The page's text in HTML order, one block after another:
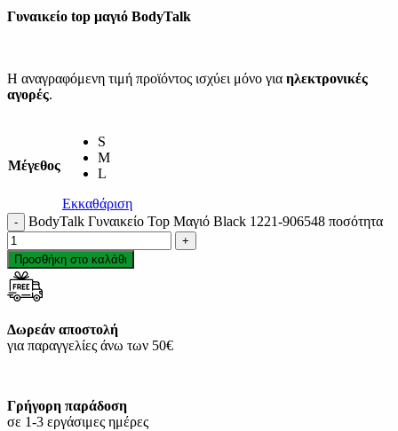
Γυναικείο top μαγιό BodyTalk
Η αναγραφόμενη τιμή προϊόντος ισχύει μόνο για ηλεκτρονικές
αγορές.
Μέγεθος
S
M
L
Εκκαθάριση
BodyTalk Γυναικείο Top Μαγιό Black 1221-906548 ποσότητα
Προσθήκη στο καλάθι
Δωρεάν αποστολή
για παραγγελίες άνω των 50€
Γρήγορη παράδοση
σε 1-3 εργάσιμες ημέρες